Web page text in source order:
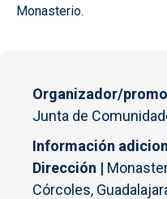
Monasterio.
Organizador/
Junta de
Información
Dirección |
Córcoles,